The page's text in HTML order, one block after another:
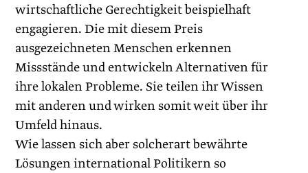
wirtschaftliche Gerechtigkeit beispielhaft
engagieren. Die mit diesem Preis
ausgezeichneten Menschen erkennen
Missstände und entwickeln Alternativen für
ihre lokalen Probleme. Sie teilen ihr Wissen
mit anderen und wirken somit weit über ihr
Umfeld hinaus.
Wie lassen sich aber solcherart bewährte
Lösungen international Politikern so